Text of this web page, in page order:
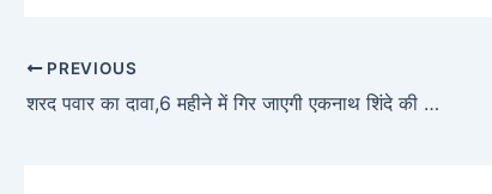
PREVIOUS
शरद पवार का दावा,6 महीने में गिर जाएगी एकनाथ शिंदे की सरकार